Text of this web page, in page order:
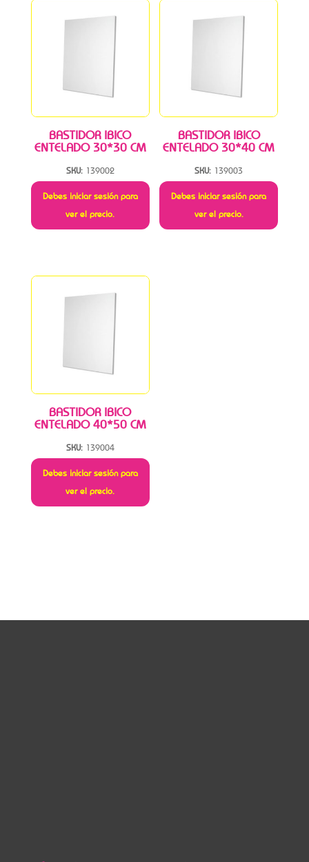
BASTIDOR IBICO
ENTELADO 30*30 CM
SKU: 139002
Debes iniciar sesión para
ver el precio.
BASTIDOR IBICO
ENTELADO 30*40 CM
SKU: 139003
Debes iniciar sesión para
ver el precio.
BASTIDOR IBICO
ENTELADO 40*50 CM
SKU: 139004
Debes iniciar sesión para
ver el precio.